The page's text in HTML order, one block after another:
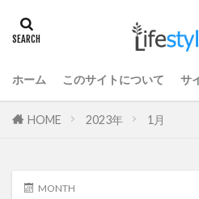
ホーム このサイトについて サ
HOME 2023年 1月
MONTH